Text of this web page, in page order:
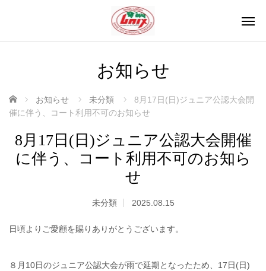
お知らせ
ホーム お知らせ 未分類
8月17日(日)ジュニア公認大会開
催に伴う、コート利用不可のお知らせ
8月17日(日)ジュニア公認大会開催
に伴う、コート利用不可のお知ら
せ
未分類 2025.08.15
日頃よりご愛顧を賜りありがとうございます。
８月10日のジュニア公認大会が雨で延期となったため、17日(日)